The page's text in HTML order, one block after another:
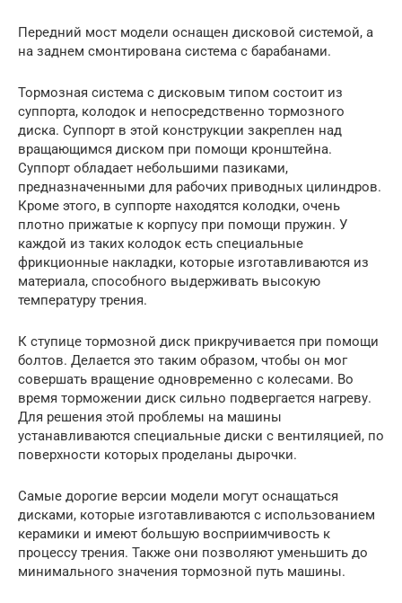
Передний мост модели оснащен дисковой системой, а
на заднем смонтирована система с барабанами.
Тормозная система с дисковым типом состоит из
суппорта, колодок и непосредственно тормозного
диска. Суппорт в этой конструкции закреплен над
вращающимся диском при помощи кронштейна.
Суппорт обладает небольшими пазиками,
предназначенными для рабочих приводных цилиндров.
Кроме этого, в суппорте находятся колодки, очень
плотно прижатые к корпусу при помощи пружин. У
каждой из таких колодок есть специальные
фрикционные накладки, которые изготавливаются из
материала, способного выдерживать высокую
температуру трения.
К ступице тормозной диск прикручивается при помощи
болтов. Делается это таким образом, чтобы он мог
совершать вращение одновременно с колесами. Во
время торможении диск сильно подвергается нагреву.
Для решения этой проблемы на машины
устанавливаются специальные диски с вентиляцией, по
поверхности которых проделаны дырочки.
Самые дорогие версии модели могут оснащаться
дисками, которые изготавливаются с использованием
керамики и имеют большую восприимчивость к
процессу трения. Также они позволяют уменьшить до
минимального значения тормозной путь машины.